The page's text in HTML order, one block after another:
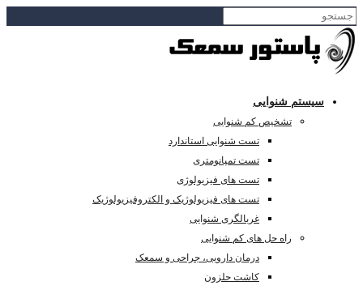
سیستم شنوایی
تشخیص کم شنوایی
تست شنوایی استاندارد
تست تمپانومتری
تست های فیزیولوژی
تست های فیزیولوژیک و الکتروفیزیولوژیک
غربالگری شنوایی
راه حل های کم شنوایی
درمان دارویی، جراحی و سمعک
کاشت حلزون